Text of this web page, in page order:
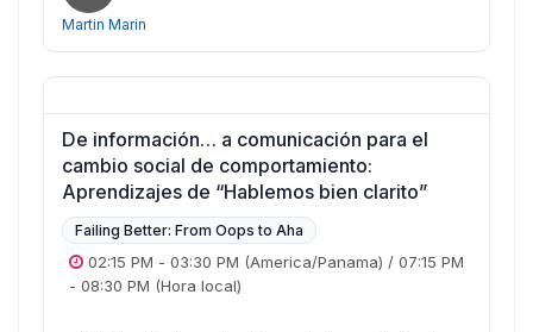
Martin Marin
De información… a comunicación para el
cambio social de comportamiento:
Aprendizajes de “Hablemos bien clarito”
Failing Better: From Oops to Aha
02:15 PM - 03:30 PM (America/Panama) / 07:15 PM
- 08:30 PM (Hora local)